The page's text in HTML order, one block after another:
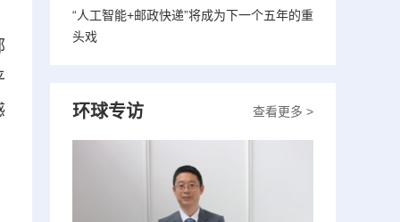
“人工智能+邮政快递”将成为下一个五年的重
头戏
查看更多 >
环球专访